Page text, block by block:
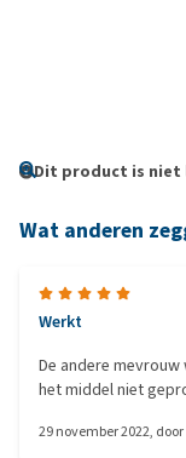
Dit product is niet
Wat anderen
Werkt
De andere
het middel niet
zienderogen op met
29 november 2022, door